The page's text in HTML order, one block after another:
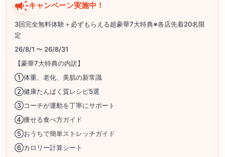
キャンペーン実施中！
3回完全無料体験＋必ずもらえる超豪華7大特典※各店先着20名限
定
26/8/1 〜 26/8/31
【豪華7大特典の内訳】
①体重、老化、美肌の新常識
②健康たんぱく質レシピ5選
③コーチが運動を丁寧にサポート
④痩せる食べ方ガイド
⑤おうちで簡単ストレッチガイド
⑥カロリー計算シート